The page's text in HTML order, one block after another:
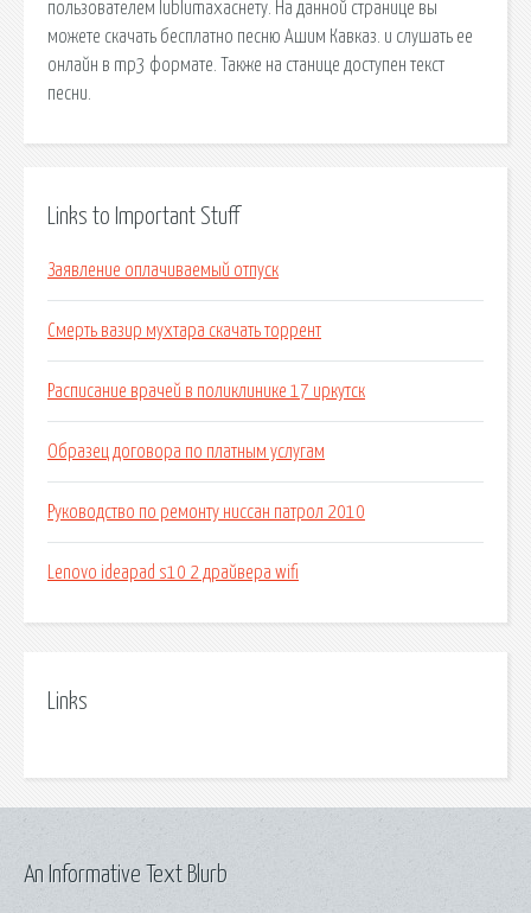
пользователем lublumaxacнету. На данной странице вы
можете скачать бесплатно песню Ашим Кавказ. и слушать ее
онлайн в mp3 формате. Также на станице доступен текст
песни.
Links to Important Stuff
Заявление оплачиваемый отпуск
Смерть вазир мухтара скачать торрент
Расписание врачей в поликлинике 17 иркутск
Образец договора по платным услугам
Руководство по ремонту ниссан патрол 2010
Lenovo ideapad s10 2 драйвера wifi
Links
An Informative Text Blurb